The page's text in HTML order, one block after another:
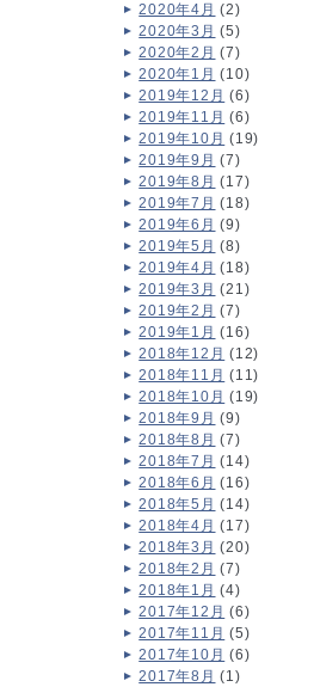
2020年4月 (2)
2020年3月 (5)
2020年2月 (7)
2020年1月 (10)
2019年12月 (6)
2019年11月 (6)
2019年10月 (19)
2019年9月 (7)
2019年8月 (17)
2019年7月 (18)
2019年6月 (9)
2019年5月 (8)
2019年4月 (18)
2019年3月 (21)
2019年2月 (7)
2019年1月 (16)
2018年12月 (12)
2018年11月 (11)
2018年10月 (19)
2018年9月 (9)
2018年8月 (7)
2018年7月 (14)
2018年6月 (16)
2018年5月 (14)
2018年4月 (17)
2018年3月 (20)
2018年2月 (7)
2018年1月 (4)
2017年12月 (6)
2017年11月 (5)
2017年10月 (6)
2017年8月 (1)